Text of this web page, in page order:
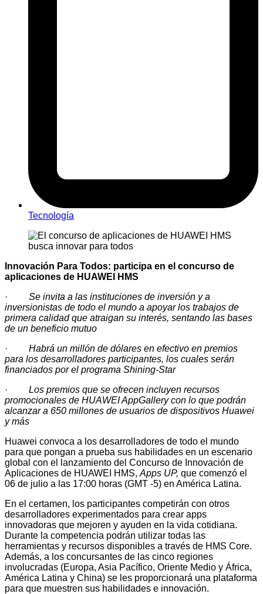
Tecnología
Innovación Para Todos: participa en el concurso de
aplicaciones de HUAWEI HMS
· Se invita a las instituciones de inversión y a
inversionistas de todo el mundo a apoyar los trabajos de
primera calidad que atraigan su interés, sentando las bases
de un beneficio mutuo
· Habrá un millón de dólares en efectivo en premios
para los desarrolladores participantes, los cuales serán
financiados por el programa Shining-Star
· Los premios que se ofrecen incluyen recursos
promocionales de HUAWEI AppGallery con lo que podrán
alcanzar a 650 millones de usuarios de dispositivos Huawei
y más
Huawei convoca a los desarrolladores de todo el mundo
para que pongan a prueba sus habilidades en un escenario
global con el lanzamiento del Concurso de Innovación de
Aplicaciones de HUAWEI HMS, Apps UP, que comenzó el
06 de julio a las 17:00 horas (GMT -5) en América Latina.
En el certamen, los participantes competirán con otros
desarrolladores experimentados para crear apps
innovadoras que mejoren y ayuden en la vida cotidiana.
Durante la competencia podrán utilizar todas las
herramientas y recursos disponibles a través de HMS Core.
Además, a los concursantes de las cinco regiones
involucradas (Europa, Asia Pacífico, Oriente Medio y África,
América Latina y China) se les proporcionará una plataforma
para que muestren sus habilidades e innovación.